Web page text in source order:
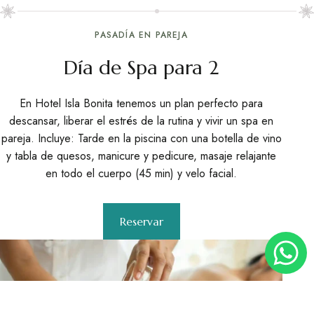
PASADÍA EN PAREJA
Día de Spa para 2
En Hotel Isla Bonita tenemos un plan perfecto para
descansar, liberar el estrés de la rutina y vivir un spa en
pareja. Incluye: Tarde en la piscina con una botella de vino
y tabla de quesos, manicure y pedicure, masaje relajante
en todo el cuerpo (45 min) y velo facial.
Reservar